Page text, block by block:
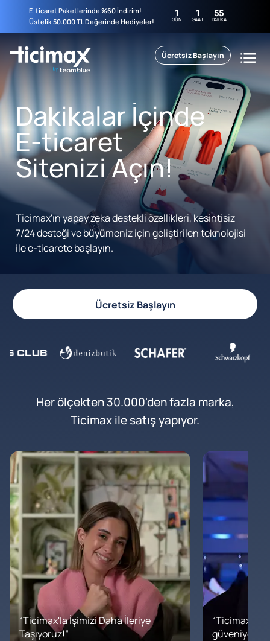
E-ticaret Paketlerinde %60 İndirim!
Üstelik 50.000 TL Değerinde Hediyeler!
1
GÜN 1
SAAT 55
DAKIKA
Ücretsiz Başlayın
Dakikalar İçinde
E-ticaret
Sitenizi Açın!
Ticimax'ın yapay zeka destekli özellikleri, kesintisiz
7/24 desteği ve büyümeniz için geliştirilen teknolojisi
ile e-ticarete başlayın.
Ücretsiz Başlayın
Her ölçekten 30.000'den fazla marka,
Ticimax ile satış yapıyor.
“Ticimax'la İşimizi Daha İleriye
Taşıyoruz!”
“Ticimax'a